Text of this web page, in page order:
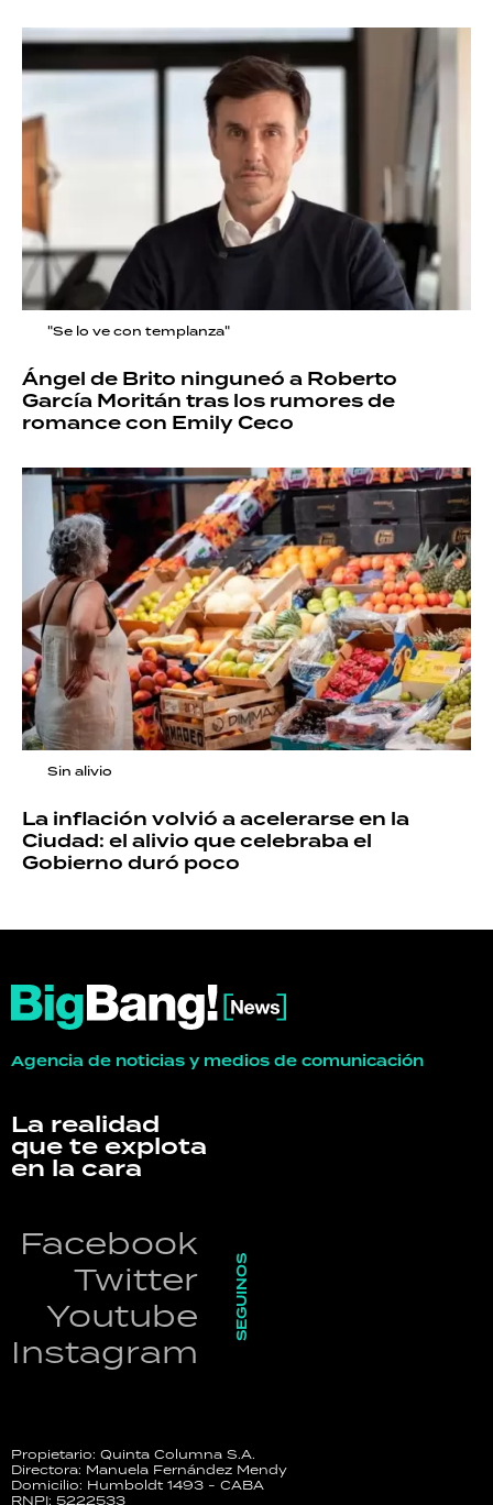
"Se lo ve con templanza"
Ángel de Brito ninguneó a Roberto
García Moritán tras los rumores de
romance con Emily Ceco
Sin alivio
La inflación volvió a acelerarse en la
Ciudad: el alivio que celebraba el
Gobierno duró poco
Agencia de noticias y medios de comunicación
La realidad
que te explota
en la cara
Facebook
Twitter
Youtube
Instagram
SEGUINOS
Propietario: Quinta Columna S.A.
Directora: Manuela Fernández Mendy
Domicilio: Humboldt 1493 - CABA
RNPI: 5222533